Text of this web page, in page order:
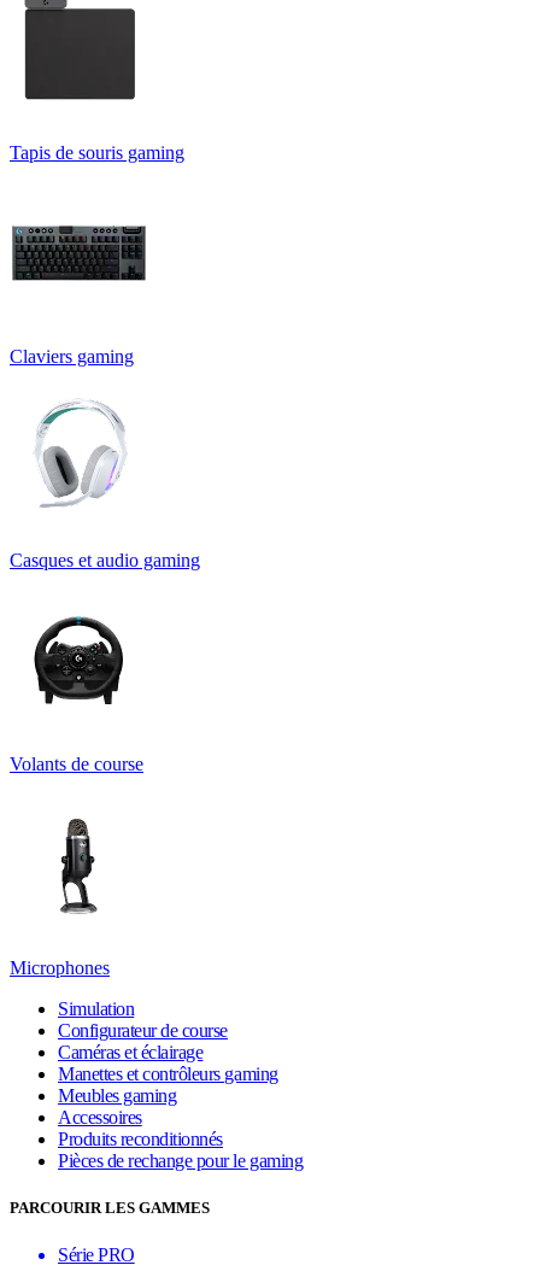
Tapis de souris gaming
Claviers gaming
Casques et audio gaming
Volants de course
Microphones
Simulation
Configurateur de course
Caméras et éclairage
Manettes et contrôleurs gaming
Meubles gaming
Accessoires
Produits reconditionnés
Pièces de rechange pour le gaming
PARCOURIR LES GAMMES
Série PRO